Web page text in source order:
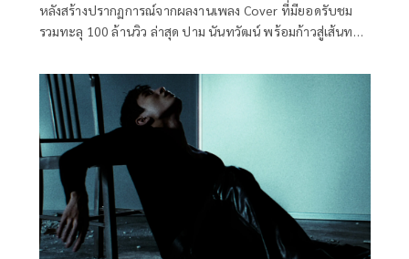
หลังสร้างปรากฏการณ์จากผลงานเพลง Cover ที่มียอดรับชม
รวมทะลุ 100 ล้านวิว ล่าสุด ปาม นันทวัฒน์ พร้อมก้าวสู่เส้นทาง
สังกัด GRAMMY GOLD ที่ถ่ายทอดตัวตน ความคิด และรากเหง้า
ความเป็นคนใต้ผ่านเสียงเพลงได้อย่างลึกซึ้งและจริงใจ